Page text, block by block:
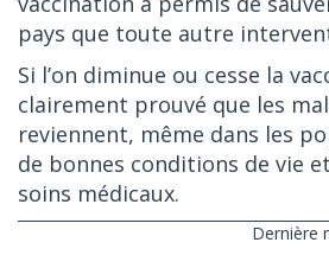
pays que toute autre
Si l’on diminue ou cesse la
clairement prouvé que les
reviennent, même dans les
de bonnes conditions de vie
soins médicaux.
Dernière